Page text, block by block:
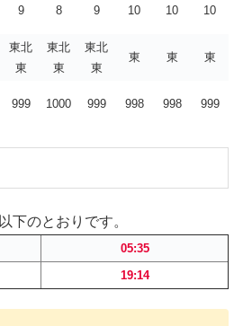
9 8 9 10 10 10
東北
東
東北
東
東北
東
東 東 東
999 1000 999 998 998 999
下のとおりです。
05:35
19:14